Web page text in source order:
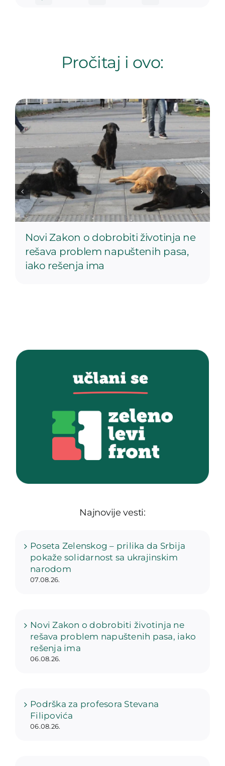
Pročitaj i ovo:
Novi Zakon o dobrobiti životinja ne
rešava problem napuštenih pasa,
iako rešenja ima
Najnovije vesti:
Poseta Zelenskog – prilika da Srbija
pokaže solidarnost sa ukrajinskim
narodom
07.08.26.
Novi Zakon o dobrobiti životinja ne
rešava problem napuštenih pasa, iako
rešenja ima
06.08.26.
Podrška za profesora Stevana
Filipovića
06.08.26.